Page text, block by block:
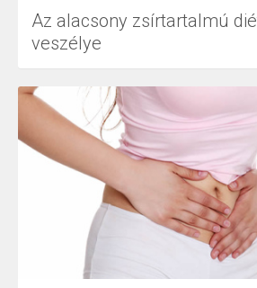
Az alacsony zsírtartalmú
veszélye